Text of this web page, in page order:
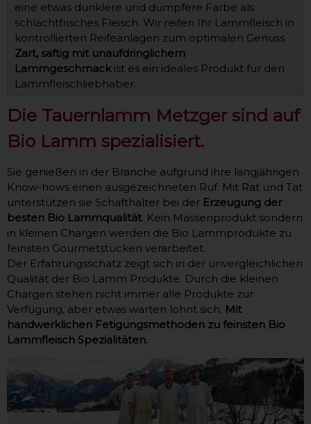
eine etwas dunklere und dumpfere Farbe als
schlachtfrisches Fleisch. Wir reifen Ihr Lammfleisch in
kontrollierten Reifeanlagen zum optimalen Genuss.
Zart, saftig mit unaufdringlichem
Lammgeschmackist es ein ideales Produkt für den
Lammfleischliebhaber.
Die Tauernlamm Metzger sind auf
Bio Lamm spezialisiert.
Sie genießen in der Branche aufgrund ihre langjährigen
Know-hows einen ausgezeichneten Ruf. Mit Rat und Tat
unterstützen sie Schafthalter bei der Erzeugung der
besten Bio Lammqualität. Kein Massenprodukt sondern
in kleinen Chargen werden die Bio Lammprodukte zu
feinsten Gourmetstücken verarbeitet.
Der Erfahrungsschatz zeigt sich in der unvergleichlichen
Qualität der Bio Lamm Produkte. Durch die kleinen
Chargen stehen nicht immer alle Produkte zur
Verfügung, aber etwas warten lohnt sich. Mit
handwerklichen Fetigungsmethoden zu feinsten Bio
Lammfleisch Spezialitäten.